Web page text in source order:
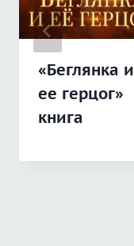
«Беглянка и
ее герцог»
книга